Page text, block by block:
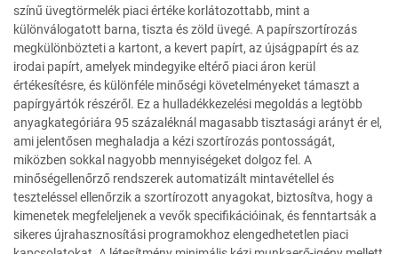
színű üvegtörmelék piaci értéke korlátozottabb, mint a
különválogatott barna, tiszta és zöld üvegé. A papírszortírozás
megkülönbözteti a kartont, a kevert papírt, az újságpapírt és az
irodai papírt, amelyek mindegyike eltérő piaci áron kerül
értékesítésre, és különféle minőségi követelményeket támaszt a
papírgyártók részéről. Ez a hulladékkezelési megoldás a legtöbb
anyagkategóriára 95 százaléknál magasabb tisztasági arányt ér el,
ami jelentősen meghaladja a kézi szortírozás pontosságát,
miközben sokkal nagyobb mennyiségeket dolgoz fel. A
minőségellenőrző rendszerek automatizált mintavétellel és
teszteléssel ellenőrzik a szortírozott anyagokat, biztosítva, hogy a
kimenetek megfeleljenek a vevők specifikációinak, és fenntartsák a
sikeres újrahasznosítási programokhoz elengedhetetlen piaci